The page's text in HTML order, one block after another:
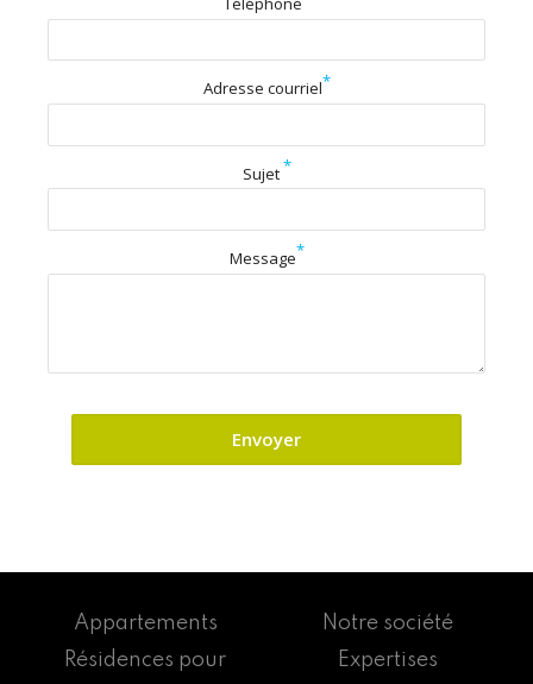
Adresse courriel*
Sujet*
Message*
Appartements
Résidences pour
Notre société
Expertises